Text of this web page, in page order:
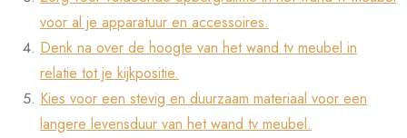
voor al je apparatuur en accessoires.
Denk na over de hoogte van het wand tv meubel in
relatie tot je kijkpositie.
Kies voor een stevig en duurzaam materiaal voor een
langere levensduur van het wand tv meubel.